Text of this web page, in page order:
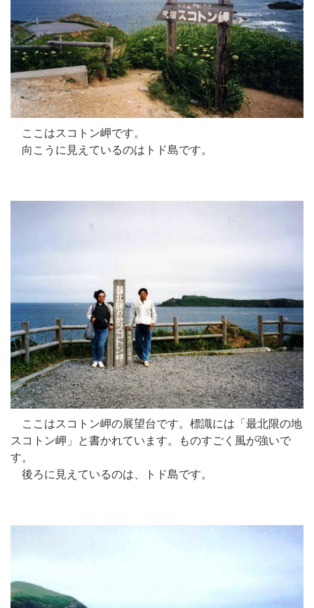
ここはスコトン岬です。
向こうに見えているのはトド島です。
ここはスコトン岬の展望台です。標識には「最北限の地
スコトン岬」と書かれています。ものすごく風が強いで
す。
後ろに見えているのは、トド島です。